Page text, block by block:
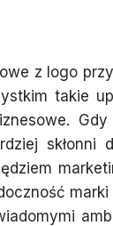
z logo
takie
skłonni